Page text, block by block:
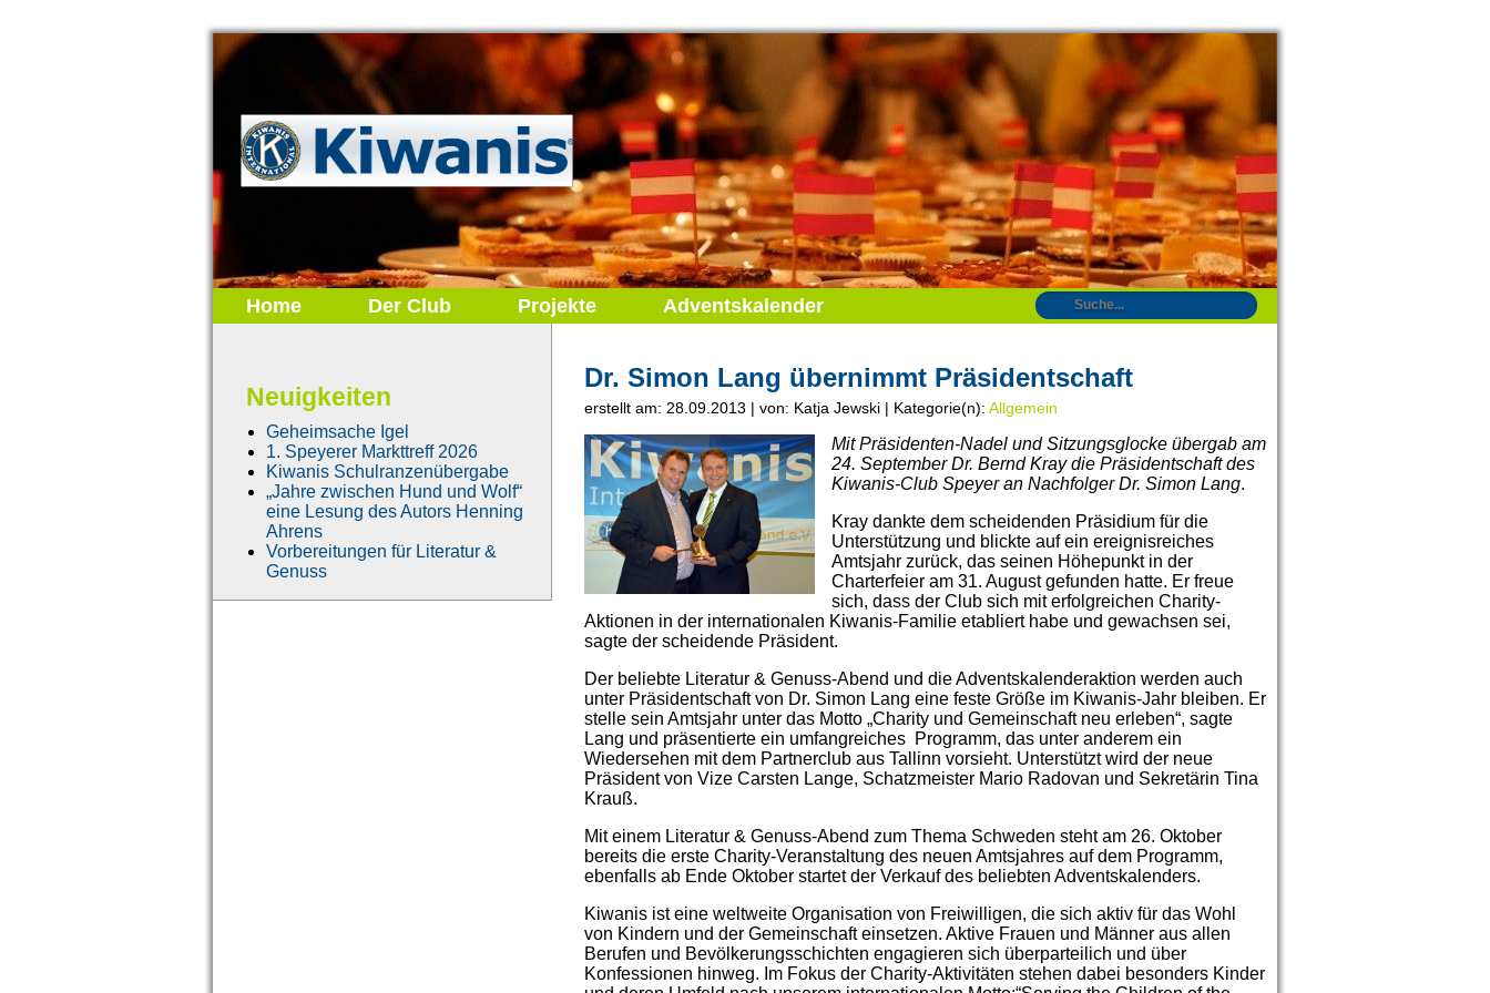
Home Der Club Projekte Adventskalender
Neuigkeiten
Geheimsache Igel
1. Speyerer Markttreff 2026
Kiwanis Schulranzenübergabe
„Jahre zwischen Hund und Wolf“
eine Lesung des Autors Henning
Ahrens
Vorbereitungen für Literatur &
Genuss
Dr. Simon Lang übernimmt Präsidentschaft
erstellt am: 28.09.2013 | von: Katja Jewski | Kategorie(n): Allgemein
Mit Präsidenten-Nadel und Sitzungsglocke übergab am
24. September Dr. Bernd Kray die Präsidentschaft des
Kiwanis-Club Speyer an Nachfolger Dr. Simon Lang.
Kray dankte dem scheidenden Präsidium für die
Unterstützung und blickte auf ein ereignisreiches
Amtsjahr zurück, das seinen Höhepunkt in der
Charterfeier am 31. August gefunden hatte. Er freue
sich, dass der Club sich mit erfolgreichen Charity-
Aktionen in der internationalen Kiwanis-Familie etabliert habe und gewachsen sei,
sagte der scheidende Präsident.
Der beliebte Literatur & Genuss-Abend und die Adventskalenderaktion werden auch
unter Präsidentschaft von Dr. Simon Lang eine feste Größe im Kiwanis-Jahr bleiben. Er
stelle sein Amtsjahr unter das Motto „Charity und Gemeinschaft neu erleben“, sagte
Lang und präsentierte ein umfangreiches Programm, das unter anderem ein
Wiedersehen mit dem Partnerclub aus Tallinn vorsieht. Unterstützt wird der neue
Präsident von Vize Carsten Lange, Schatzmeister Mario Radovan und Sekretärin Tina
Krauß.
Mit einem Literatur & Genuss-Abend zum Thema Schweden steht am 26. Oktober
bereits die erste Charity-Veranstaltung des neuen Amtsjahres auf dem Programm,
ebenfalls ab Ende Oktober startet der Verkauf des beliebten Adventskalenders.
Kiwanis ist eine weltweite Organisation von Freiwilligen, die sich aktiv für das Wohl
von Kindern und der Gemeinschaft einsetzen. Aktive Frauen und Männer aus allen
Berufen und Bevölkerungsschichten engagieren sich überparteilich und über
Konfessionen hinweg. Im Fokus der Charity-Aktivitäten stehen dabei besonders Kinder